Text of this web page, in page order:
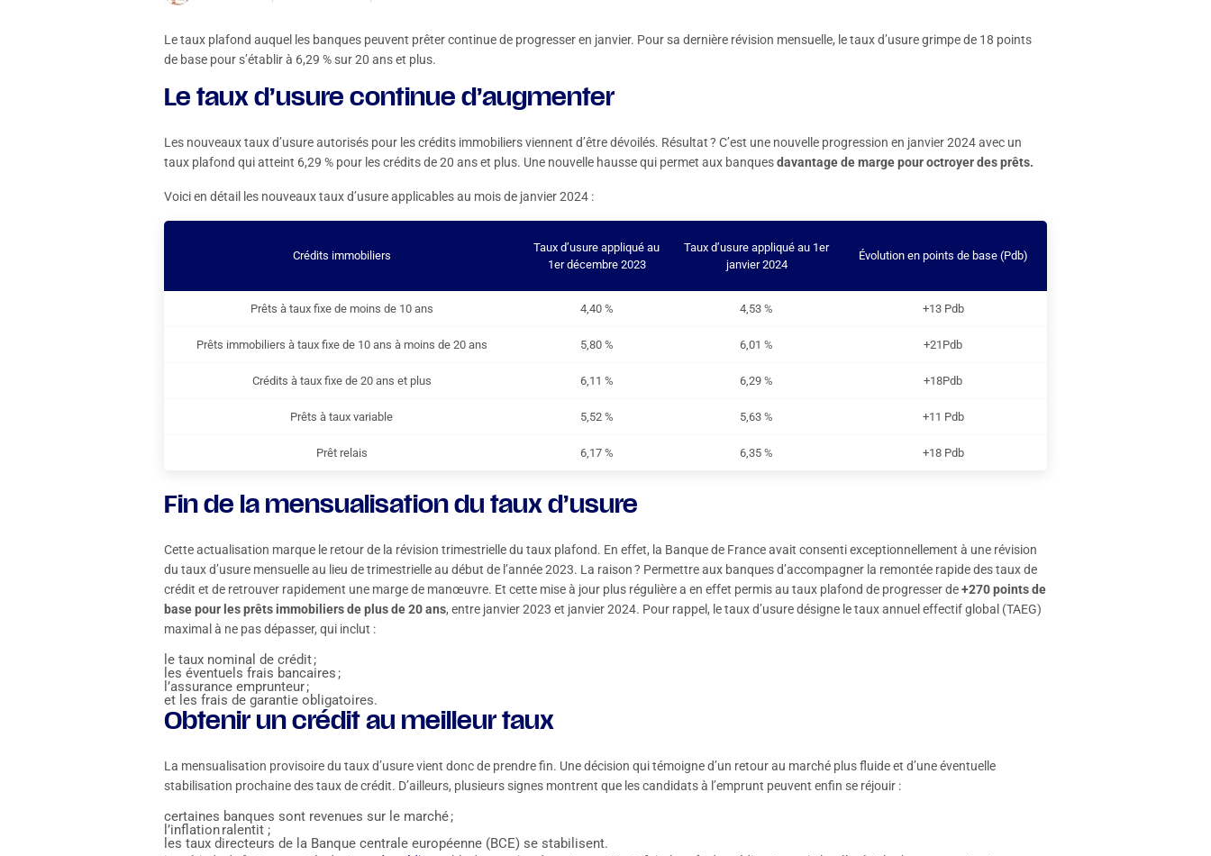
Le taux plafond auquel les banques peuvent prêter continue de progresser en janvier. Pour sa dernière révision mensuelle, le taux d’usure grimpe de 18 points
de base pour s’établir à 6,29 % sur 20 ans et plus.
Le taux d’usure continue d’augmenter
Les nouveaux taux d’usure autorisés pour les crédits immobiliers viennent d’être dévoilés. Résultat ? C’est une nouvelle progression en janvier 2024 avec un
taux plafond qui atteint 6,29 % pour les crédits de 20 ans et plus. Une nouvelle hausse qui permet aux banquesdavantage de marge pour octroyer des prêts.
Voici en détail les nouveaux taux d’usure applicables au mois de janvier 2024 :
Crédits immobiliers
Taux d’usure appliqué au
1er décembre 2023
Taux d’usure appliqué au 1er
janvier 2024
Évolution en points de base (Pdb)
Prêts à taux fixe de moins de 10 ans 4,40 % 4,53 % +13 Pdb
Prêts immobiliers à taux fixe de 10 ans à moins de 20 ans 5,80 % 6,01 % +21Pdb
Crédits à taux fixe de 20 ans et plus 6,11 % 6,29 % +18Pdb
Prêts à taux variable 5,52 % 5,63 % +11 Pdb
Prêt relais 6,17 % 6,35 % +18 Pdb
Fin de la mensualisation du taux d’usure
Cette actualisation marque le retour de la révision trimestrielle du taux plafond. En effet, la Banque de France avait consenti exceptionnellement à une révision
du taux d’usure mensuelle au lieu de trimestrielle au début de l’année 2023. La raison ? Permettre aux banques d’accompagner la remontée rapide des taux de
crédit et de retrouver rapidement une marge de manœuvre. Et cette mise à jour plus régulière a en effet permis au taux plafond de progresser de+270 points de
base pour les prêts immobiliers de plus de 20 ans, entre janvier 2023 et janvier 2024. Pour rappel, le taux d’usure désigne le taux annuel effectif global (TAEG)
maximal à ne pas dépasser, qui inclut :
le taux nominal de crédit ;
les éventuels frais bancaires ;
l’assurance emprunteur ;
et les frais de garantie obligatoires.
Obtenir un crédit au meilleur taux
La mensualisation provisoire du taux d’usure vient donc de prendre fin. Une décision qui témoigne d’un retour au marché plus fluide et d’une éventuelle
stabilisation prochaine des taux de crédit. D’ailleurs, plusieurs signes montrent que les candidats à l’emprunt peuvent enfin se réjouir :
certaines banques sont revenues sur le marché ;
l’inflation ralentit ;
les taux directeurs de la Banque centrale européenne (BCE) se stabilisent.